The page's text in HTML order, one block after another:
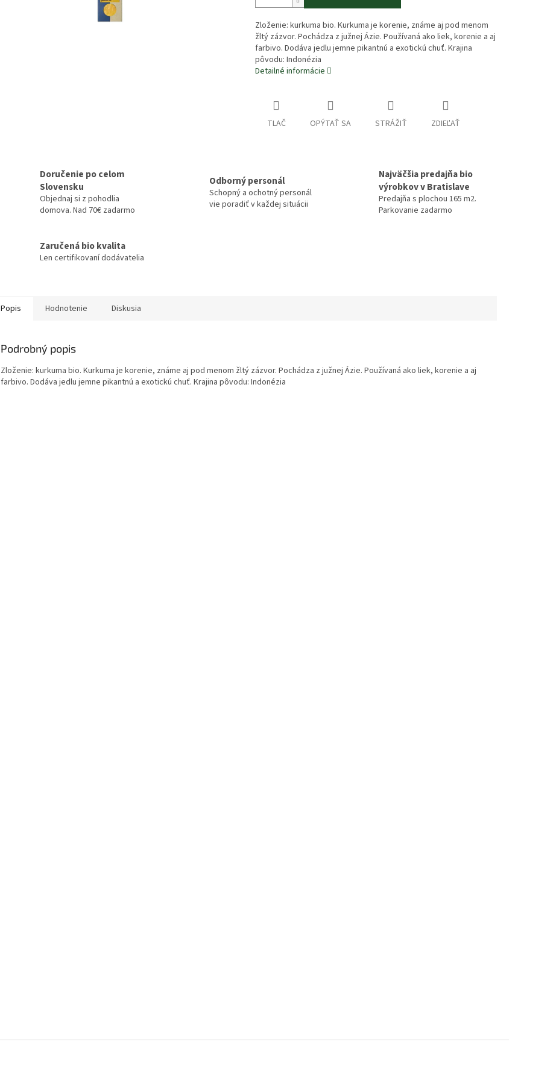
Zloženie: kurkuma bio. Kurkuma je korenie, známe aj pod menom
žltý zázvor. Pochádza z južnej Ázie. Používaná ako liek, korenie a aj
farbivo. Dodáva jedlu jemne pikantnú a exotickú chuť. Krajina
pôvodu: Indonézia
Detailné informácie
TLAČ OPÝTAŤ SA STRÁŽIŤ ZDIEĽAŤ
Doručenie po celom
Slovensku
Objednaj si z pohodlia
domova. Nad 70€ zadarmo
Odborný personál
Schopný a ochotný personál
vie poradiť v každej situácii
Najväčšia predajňa bio
výrobkov v Bratislave
Predajňa s plochou 165 m2.
Parkovanie zadarmo
Zaručená bio kvalita
Len certifikovaní dodávatelia
Popis Hodnotenie Diskusia
Podrobný popis
Zloženie: kurkuma bio. Kurkuma je korenie, známe aj pod menom žltý zázvor. Pochádza z južnej Ázie. Používaná ako liek, korenie a aj
farbivo. Dodáva jedlu jemne pikantnú a exotickú chuť. Krajina pôvodu: Indonézia